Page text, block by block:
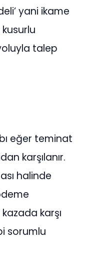
yani ikame
talep
eğer teminat
karşılanır.
halinde
karşı
sorumlu